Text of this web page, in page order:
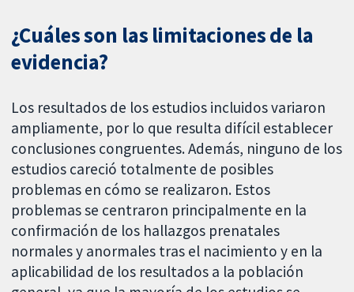
¿Cuáles son las limitaciones de la
evidencia?
Los resultados de los estudios incluidos variaron
ampliamente, por lo que resulta difícil establecer
conclusiones congruentes. Además, ninguno de los
estudios careció totalmente de posibles
problemas en cómo se realizaron. Estos
problemas se centraron principalmente en la
confirmación de los hallazgos prenatales
normales y anormales tras el nacimiento y en la
aplicabilidad de los resultados a la población